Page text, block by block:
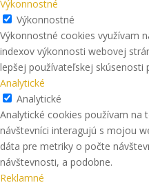
Výkonnostné
Výkonnostné
Výkonnostné cookies využívam
indexov výkonnosti webovej
lepšej používateľskej skúsenosti
Analytické
Analytické
Analytické cookies používam na
návštevníci interagujú s mojou
dáta pre metriky o počte
návštevnosti, a podobne.
Reklamné